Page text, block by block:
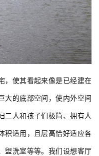
，使其看起来像是已经建在
大的底部空间，使内外空间
二人和孩子们极简、拥有人
积适用，且层高恰好适应各
盥洗室等等。我们设想客厅